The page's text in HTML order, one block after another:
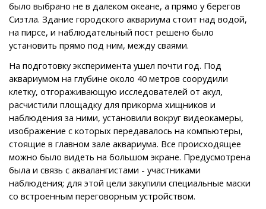
было выбрано не в далеком океане, а прямо у берегов
Сиэтла. Здание городского аквариума стоит над водой,
на пирсе, и наблюдательный пост решено было
установить прямо под ним, между сваями.
На подготовку эксперимента ушел почти год. Под
аквариумом на глубине около 40 метров соорудили
клетку, отгораживающую исследователей от акул,
расчистили площадку для прикорма хищников и
наблюдения за ними, установили вокруг видеокамеры,
изображение с которых передавалось на компьютеры,
стоящие в главном зале аквариума. Все происходящее
можно было видеть на большом экране. Предусмотрена
была и связь с аквалангистами - участниками
наблюдения; для этой цели закупили специальные маски
со встроенным переговорным устройством.